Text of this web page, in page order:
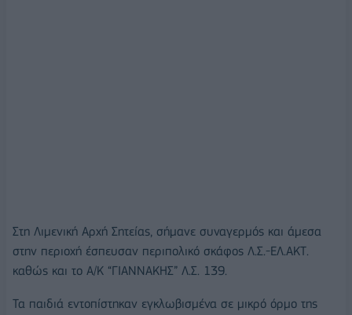
Στη Λιμενική Αρχή Σητείας, σήμανε συναγερμός και άμεσα
στην περιοχή έσπευσαν περιπολικό σκάφος Λ.Σ.-ΕΛ.ΑΚΤ.
καθώς και το Α/Κ “ΓΙΑΝΝΑΚΗΣ” Λ.Σ. 139.
Τα παιδιά εντοπίστηκαν εγκλωβισμένα σε μικρό όρμο της